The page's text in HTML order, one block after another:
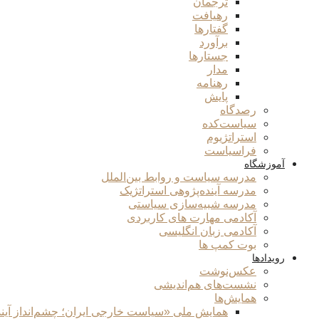
رهیافت
گفتارها
برآورد
جستارها
مدار
رهنامه
پایش
رصدگاه
سیاست‌کده
استراتژیوم
فراسیاست
آموزشگاه
مدرسه سیاست و روابط بین‌الملل
مدرسه آینده‌پژوهی استراتژیک
مدرسه شبیه‌سازی سیاستی
آکادمی مهارت های کاربردی
آکادمی زبان انگلیسی
بوت کمپ ها
رویدادها
عکس‌نوشت
نشست‌های هم‌اندیشی
همایش‌ها
همایش ملی «سیاست خارجی ایران؛ چشم‌انداز